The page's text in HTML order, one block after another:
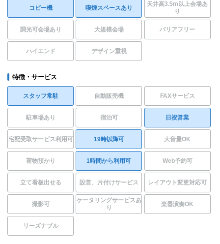
コピー機 喫煙スペースあり
天井高3.5m以上会場あ
り
調光可会場あり 大規模会場 バリアフリー
ハイエンド デザイン重視
特徴・サービス
スタッフ常駐 自動販売機 FAXサービス
駐車場あり 宿泊可 日祝営業
宅配受取サービス利用可 19時以降可 大音量OK
荷物預かり 1時間から利用可 Web予約可
立て看板出せる 設営、片付けサービス レイアウト変更対応可
撮影可
ケータリングサービスあ
り
楽器演奏OK
リーズナブル